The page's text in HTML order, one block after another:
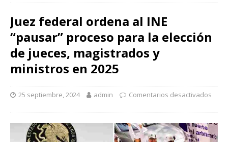
Juez federal ordena al INE
“pausar” proceso para la elección
de jueces, magistrados y
ministros en 2025
25 septiembre, 2024 admin Comentarios desactivados